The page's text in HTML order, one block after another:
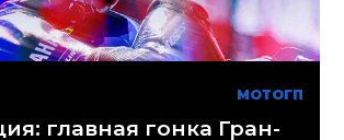
МОТОГП
главная гонка Гран-